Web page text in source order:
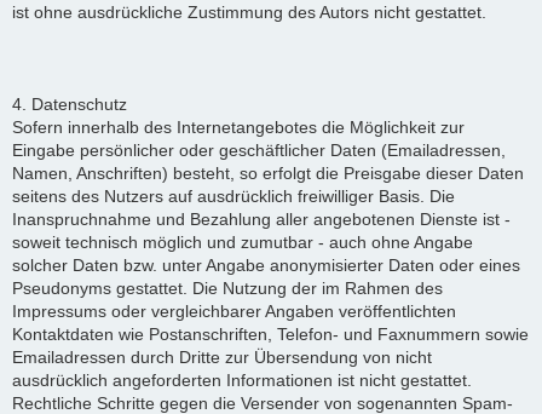
ist ohne ausdrückliche Zustimmung des Autors nicht gestattet.
4. Datenschutz
Sofern innerhalb des Internetangebotes die Möglichkeit zur
Eingabe persönlicher oder geschäftlicher Daten (Emailadressen,
Namen, Anschriften) besteht, so erfolgt die Preisgabe dieser Daten
seitens des Nutzers auf ausdrücklich freiwilliger Basis. Die
Inanspruchnahme und Bezahlung aller angebotenen Dienste ist -
soweit technisch möglich und zumutbar - auch ohne Angabe
solcher Daten bzw. unter Angabe anonymisierter Daten oder eines
Pseudonyms gestattet. Die Nutzung der im Rahmen des
Impressums oder vergleichbarer Angaben veröffentlichten
Kontaktdaten wie Postanschriften, Telefon- und Faxnummern sowie
Emailadressen durch Dritte zur Übersendung von nicht
ausdrücklich angeforderten Informationen ist nicht gestattet.
Rechtliche Schritte gegen die Versender von sogenannten Spam-